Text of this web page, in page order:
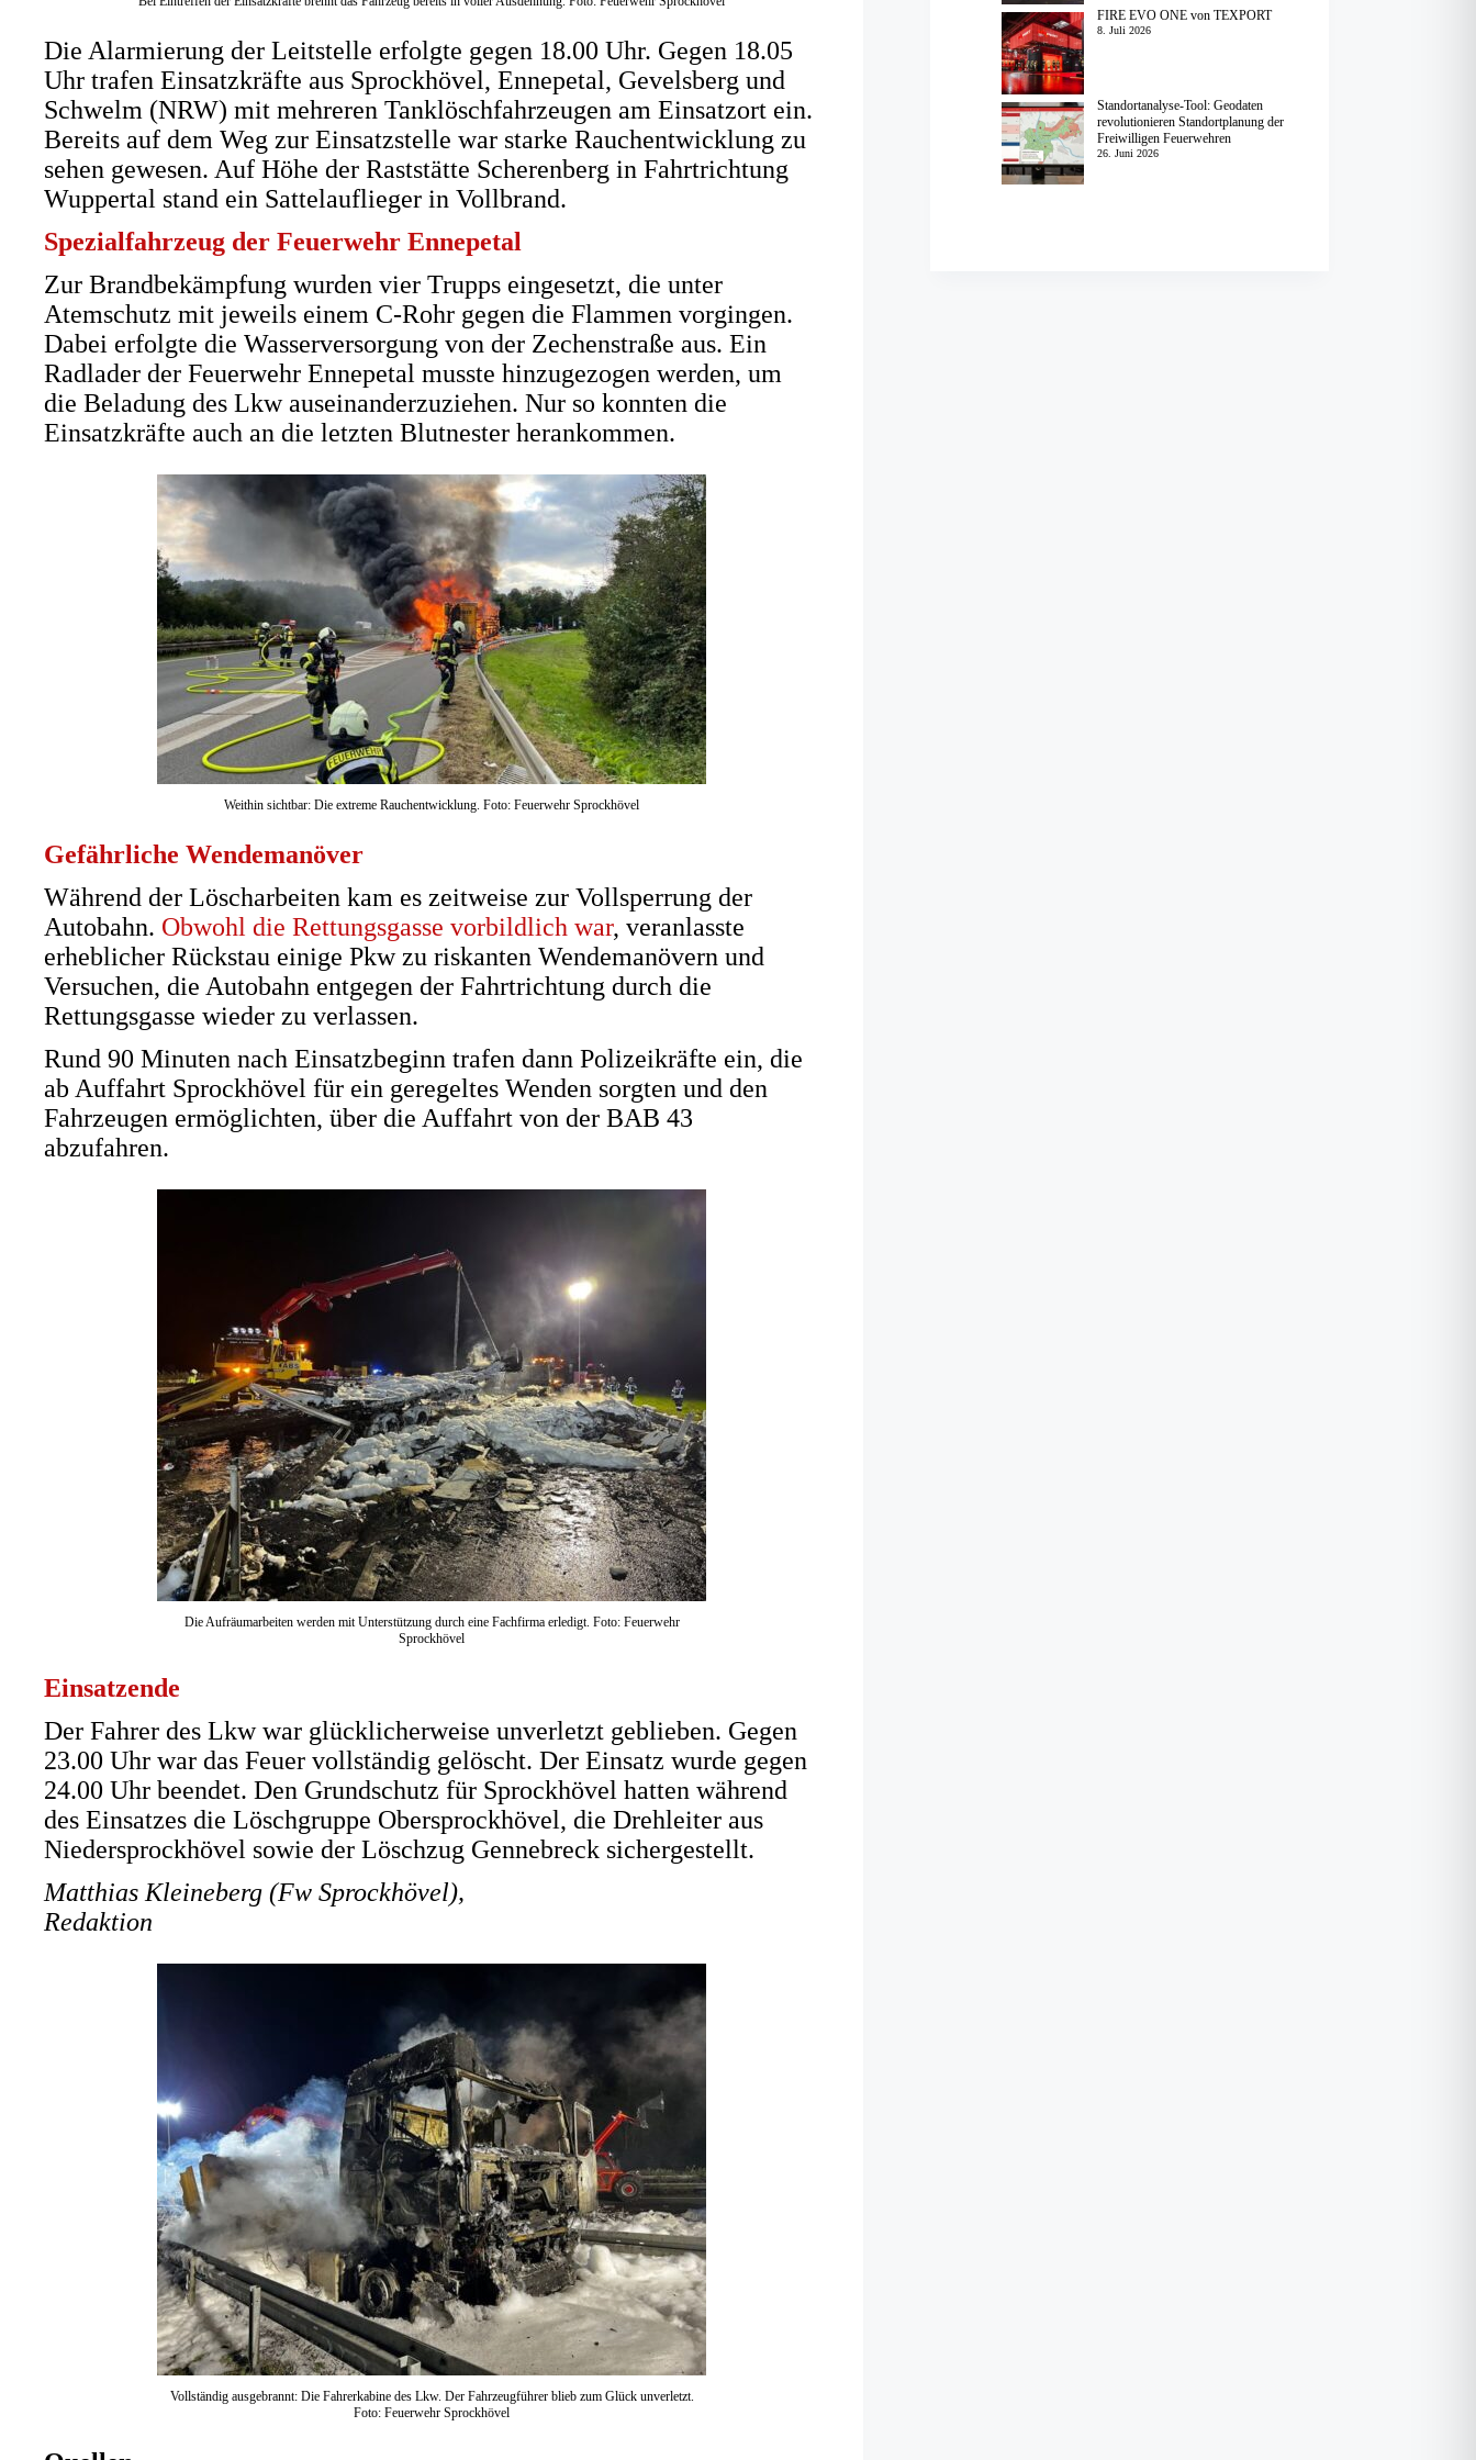
Die Alarmierung der Leitstelle erfolgte gegen 18.00 Uhr. Gegen 18.05
Uhr trafen Einsatzkräfte aus Sprockhövel, Ennepetal, Gevelsberg und
Schwelm (NRW) mit mehreren Tanklöschfahrzeugen am Einsatzort ein.
Bereits auf dem Weg zur Einsatzstelle war starke Rauchentwicklung zu
sehen gewesen. Auf Höhe der Raststätte Scherenberg in Fahrtrichtung
Wuppertal stand ein Sattelauflieger in Vollbrand.
Spezialfahrzeug der Feuerwehr Ennepetal
Zur Brandbekämpfung wurden vier Trupps eingesetzt, die unter
Atemschutz mit jeweils einem C-Rohr gegen die Flammen vorgingen.
Dabei erfolgte die Wasserversorgung von der Zechenstraße aus. Ein
Radlader der Feuerwehr Ennepetal musste hinzugezogen werden, um
die Beladung des Lkw auseinanderzuziehen. Nur so konnten die
Einsatzkräfte auch an die letzten Blutnester herankommen.
Weithin sichtbar: Die extreme Rauchentwicklung. Foto: Feuerwehr Sprockhövel
Gefährliche Wendemanöver
Während der Löscharbeiten kam es zeitweise zur Vollsperrung der
Autobahn. Obwohl die Rettungsgasse vorbildlich war, veranlasste
erheblicher Rückstau einige Pkw zu riskanten Wendemanövern und
Versuchen, die Autobahn entgegen der Fahrtrichtung durch die
Rettungsgasse wieder zu verlassen.
Rund 90 Minuten nach Einsatzbeginn trafen dann Polizeikräfte ein, die
ab Auffahrt Sprockhövel für ein geregeltes Wenden sorgten und den
Fahrzeugen ermöglichten, über die Auffahrt von der BAB 43
abzufahren.
Die Aufräumarbeiten werden mit Unterstützung durch eine Fachfirma erledigt. Foto: Feuerwehr
Sprockhövel
Einsatzende
Der Fahrer des Lkw war glücklicherweise unverletzt geblieben. Gegen
23.00 Uhr war das Feuer vollständig gelöscht. Der Einsatz wurde gegen
24.00 Uhr beendet. Den Grundschutz für Sprockhövel hatten während
des Einsatzes die Löschgruppe Obersprockhövel, die Drehleiter aus
Niedersprockhövel sowie der Löschzug Gennebreck sichergestellt.
Matthias Kleineberg (Fw Sprockhövel),
Redaktion
Vollständig ausgebrannt: Die Fahrerkabine des Lkw. Der Fahrzeugführer blieb zum Glück unverletzt.
Foto: Feuerwehr Sprockhövel
FIRE EVO ONE von TEXPORT
8. Juli 2026
Standortanalyse-Tool: Geodaten
revolutionieren Standortplanung der
Freiwilligen Feuerwehren
26. Juni 2026